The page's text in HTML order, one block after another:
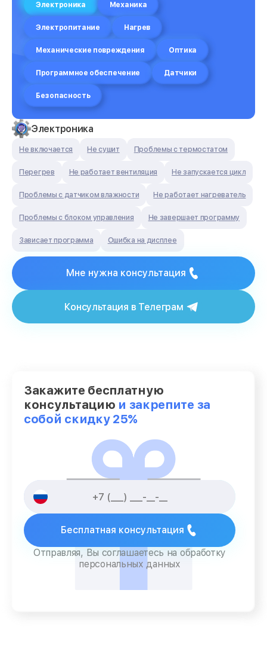
Электроника Механика
Электропитание Нагрев
Механические повреждения Оптика
Программное обеспечение Датчики
Безопасность
Электроника
Не включается Не сушит Проблемы с термостатом
Перегрев Не работает вентиляция Не запускается цикл
Проблемы с датчиком влажности Не работает нагреватель
Проблемы с блоком управления Не завершает программу
Зависает программа Ошибка на дисплее
Мне нужна консультация
Консультация в Телеграм
Закажите бесплатную
консультацию и закрепите за
собой скидку 25%
Бесплатная консультация
Отправляя, Вы соглашаетесь на обработку
персональных данных